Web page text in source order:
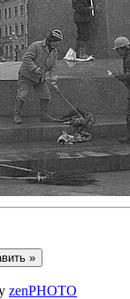
zenPHOTO